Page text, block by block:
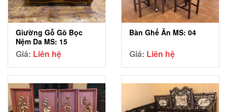
Giường Gỗ Gõ Bọc
Nệm Da MS: 15
Giá: Liên hệ
Bàn Ghế Ăn MS: 04
Giá: Liên hệ